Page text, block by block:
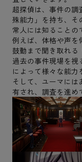
超探偵は、事件の調
殊能力」を持ち、そ
常人には知ることの
例えば、体格や声を
鼓動まで聞き取れる
過去の事件現場を視
によって様々な能力
そして、ユーマに
有され、調査を進め